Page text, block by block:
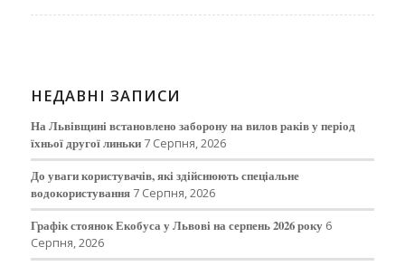
НЕДАВНІ ЗАПИСИ
На Львівщині встановлено заборону на вилов раків у період
їхньої другої линьки 7 Серпня, 2026
До уваги користувачів, які здійснюють спеціальне
водокористування 7 Серпня, 2026
Графік стоянок Екобуса у Львові на серпень 2026 року 6
Серпня, 2026